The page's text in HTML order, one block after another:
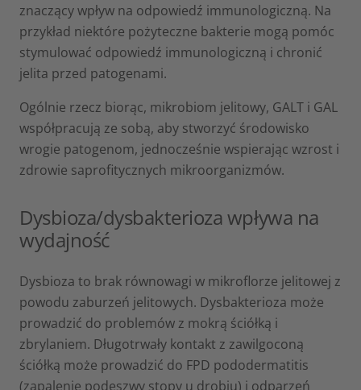
znaczący wpływ na odpowiedź immunologiczną. Na
przykład niektóre pożyteczne bakterie mogą pomóc
stymulować odpowiedź immunologiczną i chronić
jelita przed patogenami.
Ogólnie rzecz biorąc, mikrobiom jelitowy, GALT i GAL
współpracują ze sobą, aby stworzyć środowisko
wrogie patogenom, jednocześnie wspierając wzrost i
zdrowie saprofitycznych mikroorganizmów.
Dysbioza/dysbakterioza wpływa na
wydajność
Dysbioza to brak równowagi w mikroflorze jelitowej z
powodu zaburzeń jelitowych. Dysbakterioza może
prowadzić do problemów z mokrą ściółką i
zbrylaniem. Długotrwały kontakt z zawilgoconą
ściółką może prowadzić do FPD pododermatitis
(zapalenie podeszwy stopy u drobiu) i odparzeń